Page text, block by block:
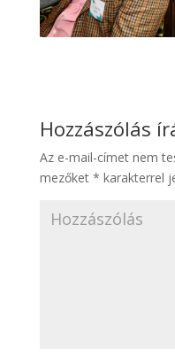
Hozzászólás
Az e-mail-címet nem
mezőket * karakterrel